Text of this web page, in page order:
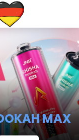
MAX